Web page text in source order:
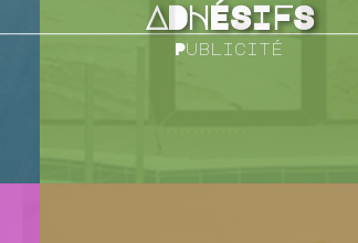
ADHÉSIFS
Publicité